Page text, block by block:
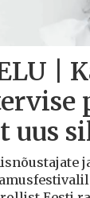
|
uus